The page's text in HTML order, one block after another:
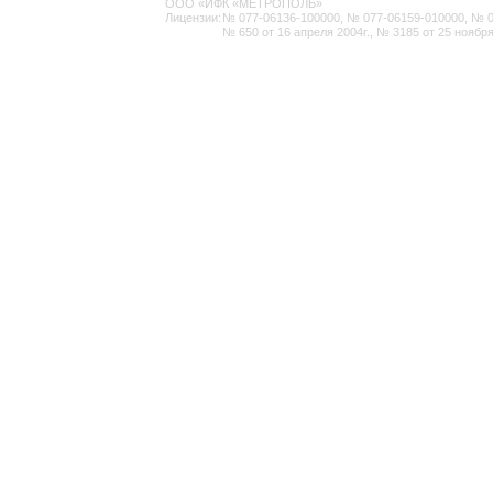
ООО «ИФК «МЕТРОПОЛЬ»
Лицензии: № 077-06136-100000, № 077-06159-010000, №
№ 650 от 16 апреля 2004г., № 3185 от 25